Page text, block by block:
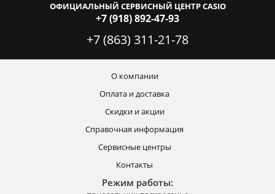
ОФИЦИАЛЬНЫЙ СЕРВИСНЫЙ ЦЕНТР CASIO
+7 (918) 892-47-93
+7 (863) 311-21-78
О компании
Оплата и доставка
Скидки и акции
Справочная информация
Сервисные центры
Контакты
Режим работы: